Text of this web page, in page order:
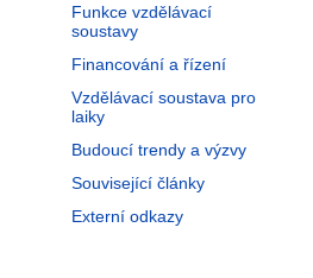
Funkce vzdělávací
soustavy
Financování a řízení
Vzdělávací soustava pro
laiky
Budoucí trendy a výzvy
Související články
Externí odkazy